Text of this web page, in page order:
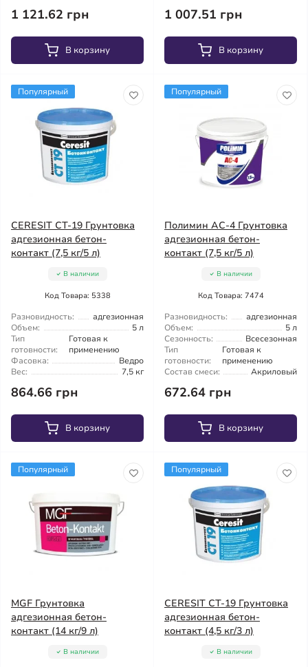
1 121.62 грн
В корзину
1 007.51 грн
В корзину
Популярный
CERESIT CT-19 Грунтовка
адгезионная бетон-
контакт (7,5 кг/5 л)
В наличии
Код Товара: 5338
Разновидность:
адгезионная
Объем:
5 л
Тип
готовности:
Готовая к
применению
Фасовка:
Ведро
Вес:
7,5 кг
864.66 грн
В корзину
Популярный
Полимин АС-4 Грунтовка
адгезионная бетон-
контакт (7,5 кг/5 л)
В наличии
Код Товара: 7474
Разновидность:
адгезионная
Объем:
5 л
Сезонность:
Всесезонная
Тип
готовности:
Готовая к
применению
Состав смеси:
Акриловый
672.64 грн
В корзину
Популярный
MGF Грунтовка
адгезионная бетон-
контакт (14 кг/9 л)
В наличии
Популярный
CERESIT CT-19 Грунтовка
адгезионная бетон-
контакт (4,5 кг/3 л)
В наличии